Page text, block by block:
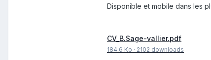
Disponible et mobile dans les
CV_B.Sage-vallier.pdf
184.6 Ko · 2102 downloads